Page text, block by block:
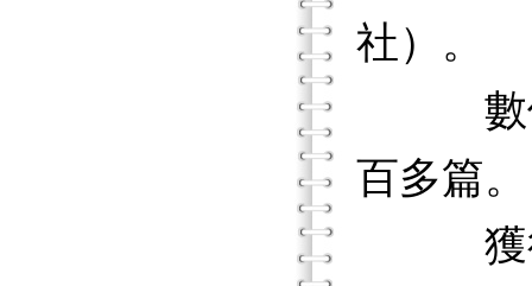
社）。
數位
百多篇。
獲得